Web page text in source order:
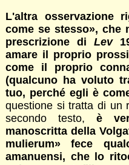
L'altra osservazione
come se stesso», che
prescrizione di Lev
amare il proprio
come il proprio
(qualcuno ha voluto
tuo, perché egli è
questione si tratta di un
secondo testo, è
manoscritta della
mulierum» fece
amanuensi, che lo